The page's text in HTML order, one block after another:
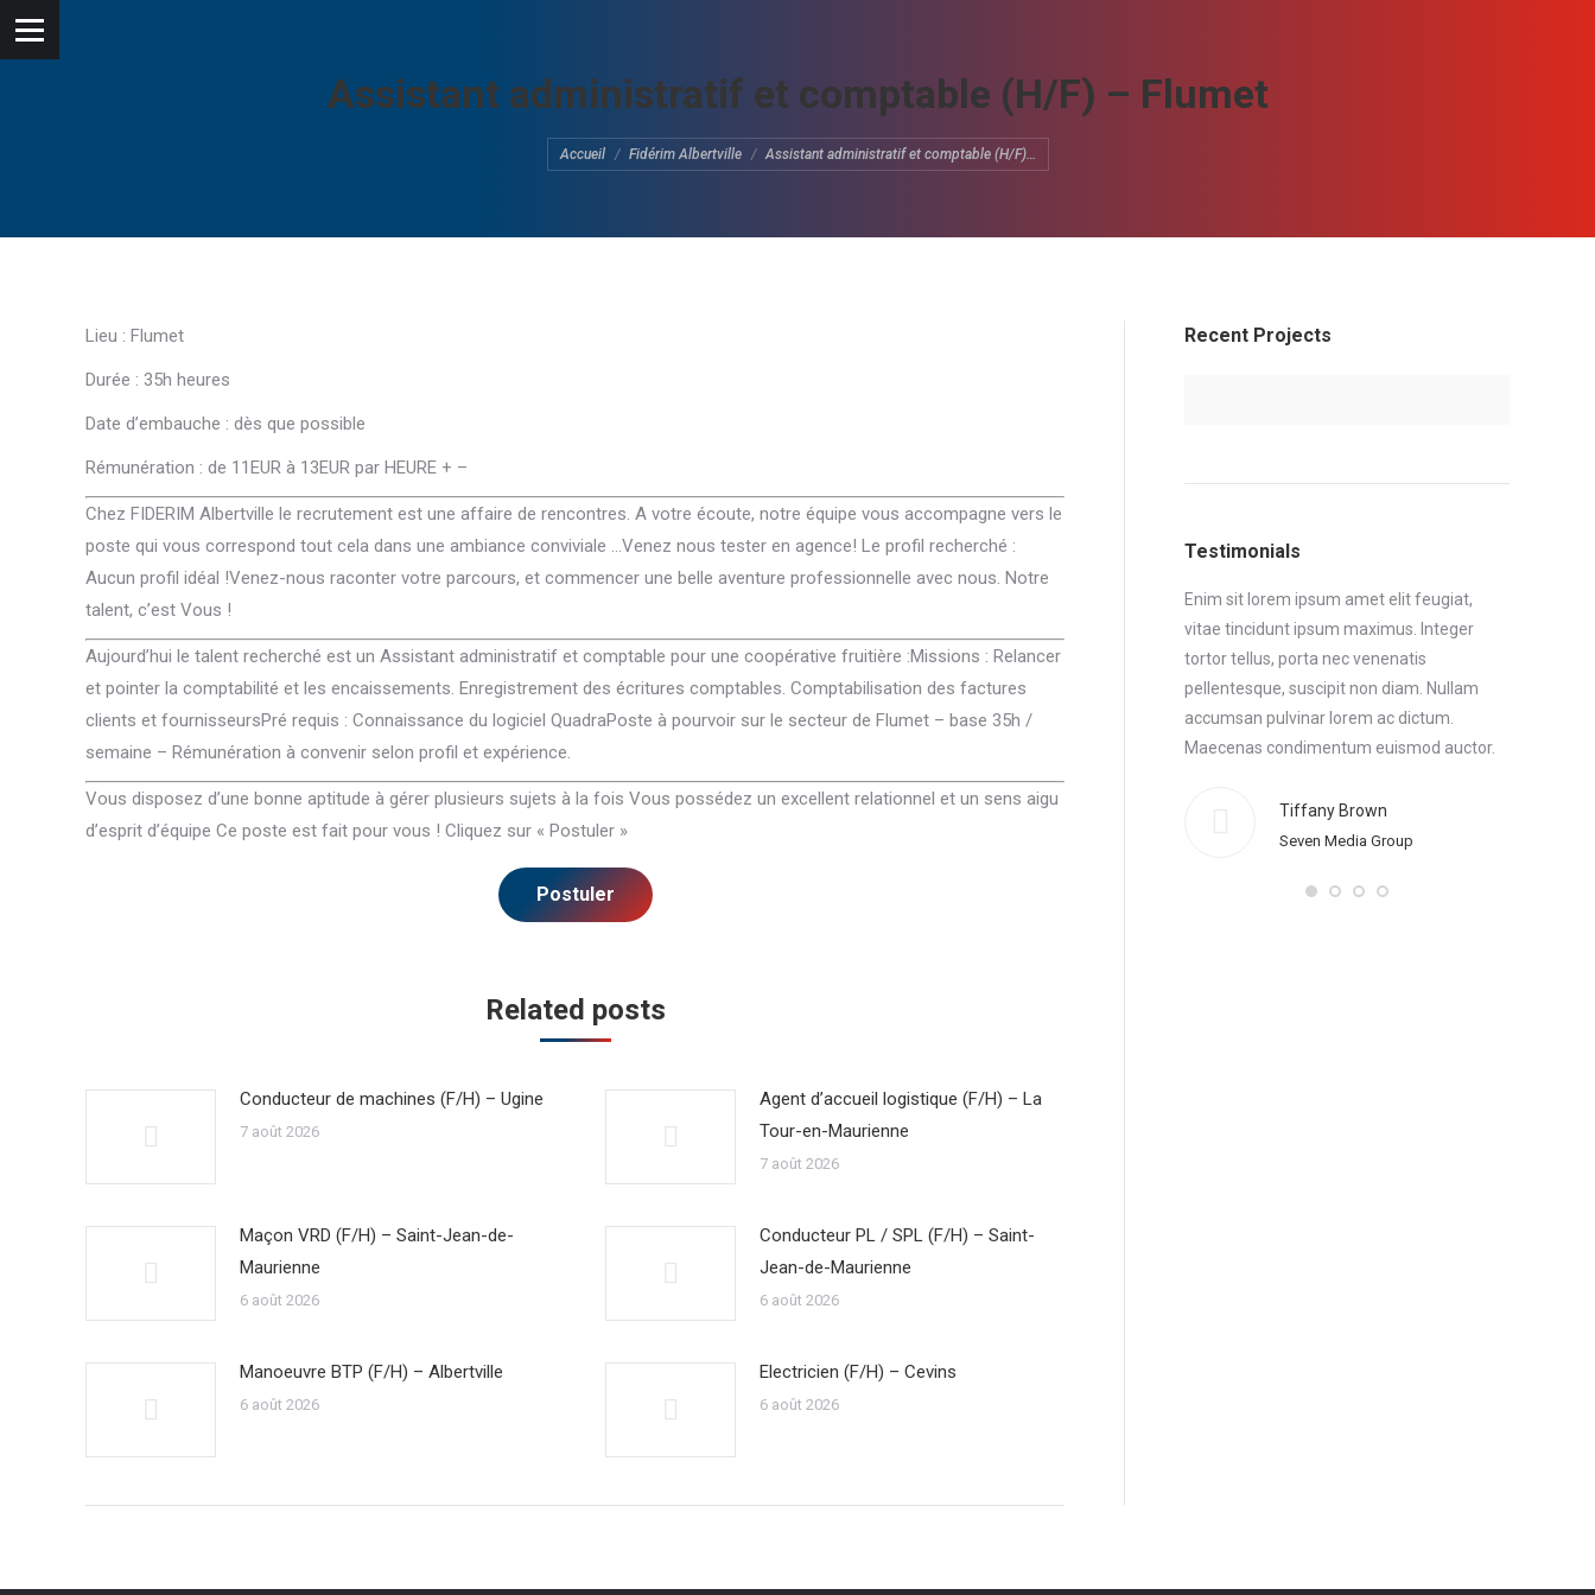
Assistant administratif et comptable (H/F) – Flumet
Vous êtes ici :
Accueil Fidérim Albertville Assistant administratif et comptable (H/F)…
Lieu : Flumet
Durée : 35h heures
Date d’embauche : dès que possible
Rémunération : de 11EUR à 13EUR par HEURE + –
Chez FIDERIM Albertville le recrutement est une affaire de rencontres. A votre écoute, notre équipe vous accompagne vers le
poste qui vous correspond tout cela dans une ambiance conviviale …Venez nous tester en agence! Le profil recherché :
Aucun profil idéal !Venez-nous raconter votre parcours, et commencer une belle aventure professionnelle avec nous. Notre
talent, c’est Vous !
Aujourd’hui le talent recherché est un Assistant administratif et comptable pour une coopérative fruitière :Missions : Relancer
et pointer la comptabilité et les encaissements. Enregistrement des écritures comptables. Comptabilisation des factures
clients et fournisseursPré requis : Connaissance du logiciel QuadraPoste à pourvoir sur le secteur de Flumet – base 35h /
semaine – Rémunération à convenir selon profil et expérience.
Vous disposez d’une bonne aptitude à gérer plusieurs sujets à la fois Vous possédez un excellent relationnel et un sens aigu
d’esprit d’équipe Ce poste est fait pour vous ! Cliquez sur « Postuler »
Related posts
Conducteur de machines (F/H) – Ugine
7 août 2026
Agent d’accueil logistique (F/H) – La
Tour-en-Maurienne
7 août 2026
Maçon VRD (F/H) – Saint-Jean-de-
Maurienne
6 août 2026
Conducteur PL / SPL (F/H) – Saint-
Jean-de-Maurienne
6 août 2026
Manoeuvre BTP (F/H) – Albertville
6 août 2026
Electricien (F/H) – Cevins
6 août 2026
Recent Projects
Testimonials
accumsan pulvinar lorem ac dictum.
Maecenas condimentum euismod auctor.
Morbi elementum enim sit amet elit
feugiat, vitae tincidunt ipsum maximus.
Miriam Blackwood
elementum enim sit amet elit feugiat, vitae
tincidunt nulla. Ulvinar loraecenas
condimentum euismod auctor enim sit
maximus nulla.
Enim sit lorem ipsum amet elit feugiat,
vitae tincidunt ipsum maximus. Integer
tortor tellus, porta nec venenatis
pellentesque, suscipit non diam. Nullam
accumsan pulvinar lorem ac dictum.
Maecenas condimentum euismod auctor.
Tiffany Brown
Seven Media Group